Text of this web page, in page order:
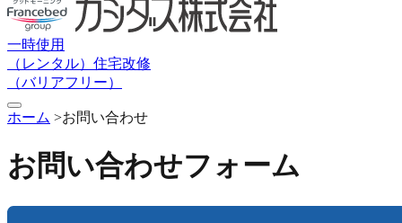
一時使用
（レンタル） 住宅改修
（バリアフリー）
ホーム >お問い合わせ
お問い合わせフォーム